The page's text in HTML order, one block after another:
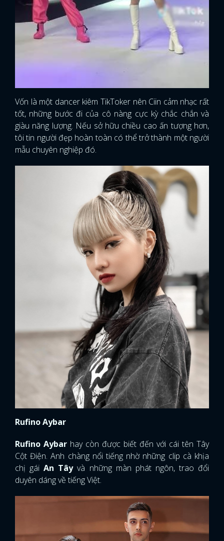
Vốn là một dancer kiêm TikToker nên Ciin cảm nhạc rất
tốt, những bước đi của cô nàng cực kỳ chắc chắn và
giàu năng lượng. Nếu sở hữu chiều cao ấn tượng hơn,
tôi tin người đẹp hoàn toàn có thể trở thành một người
mẫu chuyên nghiệp đó.
Rufino Aybar
Rufino Aybar hay còn được biết đến với cái tên Tây
Cột Điện. Anh chàng nổi tiếng nhờ những clip cà khịa
chị gáiAn Tâyvà những màn phát ngôn, trao đổi
duyên dáng về tiếng Việt.